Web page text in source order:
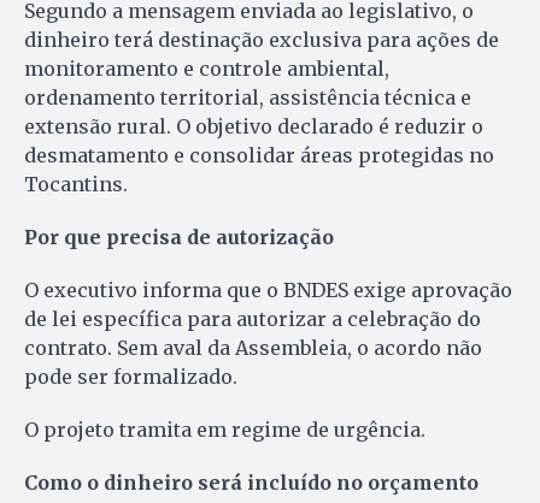
Segundo a mensagem enviada ao legislativo, o
dinheiro terá destinação exclusiva para ações de
monitoramento e controle ambiental,
ordenamento territorial, assistência técnica e
extensão rural. O objetivo declarado é reduzir o
desmatamento e consolidar áreas protegidas no
Tocantins.
Por que precisa de autorização
O executivo informa que o BNDES exige aprovação
de lei específica para autorizar a celebração do
contrato. Sem aval da Assembleia, o acordo não
pode ser formalizado.
O projeto tramita em regime de urgência.
Como o dinheiro será incluído no orçamento